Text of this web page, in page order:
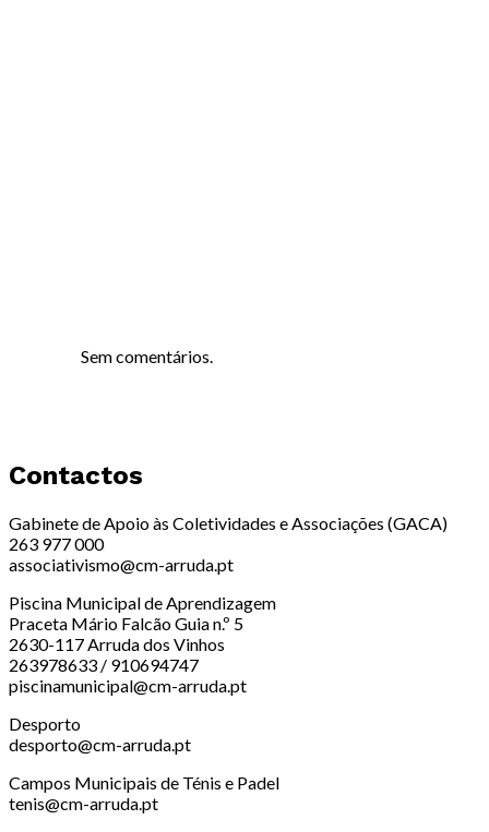
Sem comentários.
Contactos
Gabinete de Apoio às Coletividades e Associações (GACA)
263 977 000
associativismo@cm-arruda.pt
Piscina Municipal de Aprendizagem
Praceta Mário Falcão Guia n.º 5
2630-117 Arruda dos Vinhos
263978633 / 910694747
piscinamunicipal@cm-arruda.pt
Desporto
desporto@cm-arruda.pt
Campos Municipais de Ténis e Padel
tenis@cm-arruda.pt